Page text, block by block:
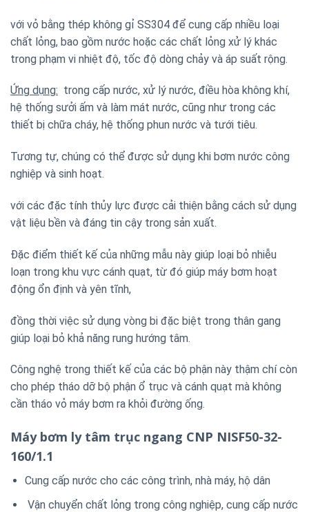
với vỏ bằng thép không gỉ SS304 để cung cấp nhiều loại
chất lỏng, bao gồm nước hoặc các chất lỏng xử lý khác
trong phạm vi nhiệt độ, tốc độ dòng chảy và áp suất rộng.
Ứng dụng: trong cấp nước, xử lý nước, điều hòa không khí,
hệ thống sưởi ấm và làm mát nước, cũng như trong các
thiết bị chữa cháy, hệ thống phun nước và tưới tiêu.
Tương tự, chúng có thể được sử dụng khi bơm nước công
nghiệp và sinh hoạt.
với các đặc tính thủy lực được cải thiện bằng cách sử dụng
vật liệu bền và đáng tin cậy trong sản xuất.
Đặc điểm thiết kế của những mẫu này giúp loại bỏ nhiễu
loạn trong khu vực cánh quạt, từ đó giúp máy bơm hoạt
động ổn định và yên tĩnh,
đồng thời việc sử dụng vòng bi đặc biệt trong thân gang
giúp loại bỏ khả năng rung hướng tâm.
Công nghệ trong thiết kế của các bộ phận này thậm chí còn
cho phép tháo dỡ bộ phận ổ trục và cánh quạt mà không
cần tháo vỏ máy bơm ra khỏi đường ống.
Máy bơm ly tâm trục ngang CNP NISF50-32-
160/1.1
Cung cấp nước cho các công trình, nhà máy, hộ dân
Vận chuyển chất lỏng trong công nghiệp, cung cấp nước